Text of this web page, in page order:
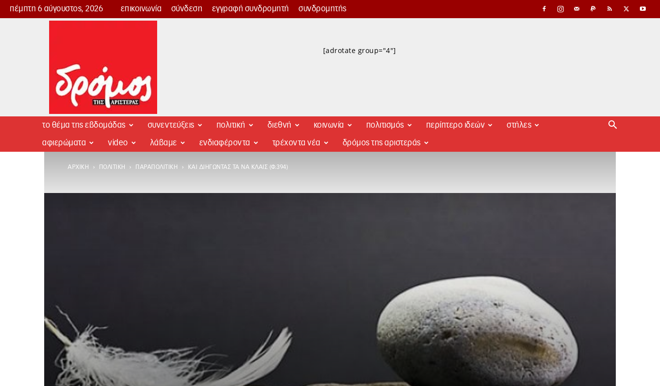
πέμπτη 6 αύγουστος, 2026 επικοινωνία σύνδεση εγγραφή συνδρομητή συνδρομητής
Δρόμος
[adrotate group="4"]
το θέμα της εβδομάδας συνεντεύξεις πολιτική διεθνή κοινωνία πολιτισμός περίπτερο ιδεών στήλες
αφιερώματα video λάβαμε ενδιαφέροντα τρέχοντα νέα δρόμος της αριστεράς
ΑΡΧΙΚΉ ΠΟΛΙΤΙΚΉ ΠΑΡΑΠΟΛΙΤΙΚΉ ΚΑΙ ΔΙΗΓΏΝΤΑΣ ΤΑ ΝΑ ΚΛΑΙΣ (Φ.394)